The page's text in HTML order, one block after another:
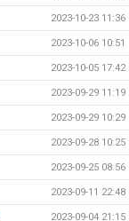
2023-10-23 11:36
2023-10-06 10:51
2023-10-05 17:42
2023-09-29 11:19
2023-09-29 10:29
2023-09-28 10:25
2023-09-25 08:56
2023-09-11 22:48
2023-09-04 21:15